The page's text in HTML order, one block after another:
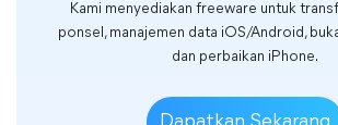
Kami menyediakan freeware untuk
ponsel, manajemen data iOS/Android,
dan perbaikan iPhone.